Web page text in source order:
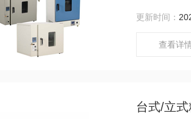
形美观，使用
更新时间：
查看详
台式/立